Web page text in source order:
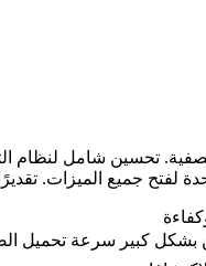
بشكل كبير سرعة تحميل